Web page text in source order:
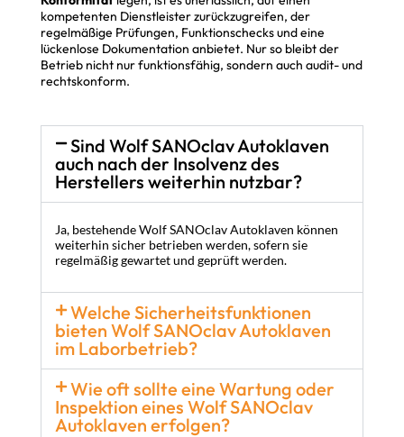
kompetenten Dienstleister zurückzugreifen, der
regelmäßige Prüfungen, Funktionschecks und eine
lückenlose Dokumentation anbietet. Nur so bleibt der
Betrieb nicht nur funktionsfähig, sondern auch audit- und
rechtskonform.
Sind Wolf SANOclav Autoklaven
auch nach der Insolvenz des
Herstellers weiterhin nutzbar?
Ja, bestehende Wolf SANOclav Autoklaven können
weiterhin sicher betrieben werden, sofern sie
regelmäßig gewartet und geprüft werden.
Welche Sicherheitsfunktionen
bieten Wolf SANOclav Autoklaven
im Laborbetrieb?
Wie oft sollte eine Wartung oder
Inspektion eines Wolf SANOclav
Autoklaven erfolgen?